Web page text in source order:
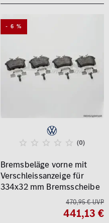
- 6 %
(0)
Bremsbeläge vorne mit
Verschleissanzeige für
334x32 mm Bremsscheibe
470,95 € UVP
441,13 €